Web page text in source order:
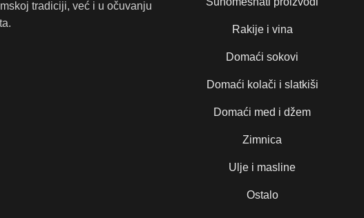
tradiciji, već i u očuvanju
Rakije i vina
Domaći sokovi
Domaći kolači i slatkiši
Domaći med i džem
Zimnica
Ulje i masline
Ostalo